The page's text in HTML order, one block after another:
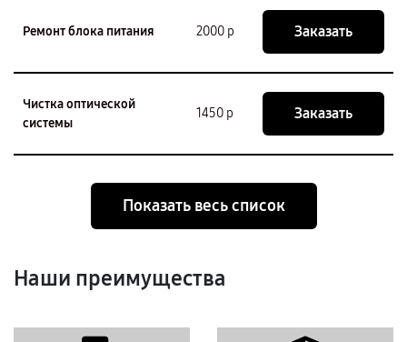
Ремонт блока питания 2000 р Заказать
Чистка оптической
системы
1450 р Заказать
Показать весь список
Наши преимущества